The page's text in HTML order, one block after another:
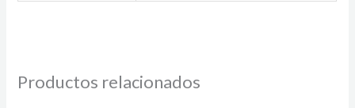
Productos relacionados